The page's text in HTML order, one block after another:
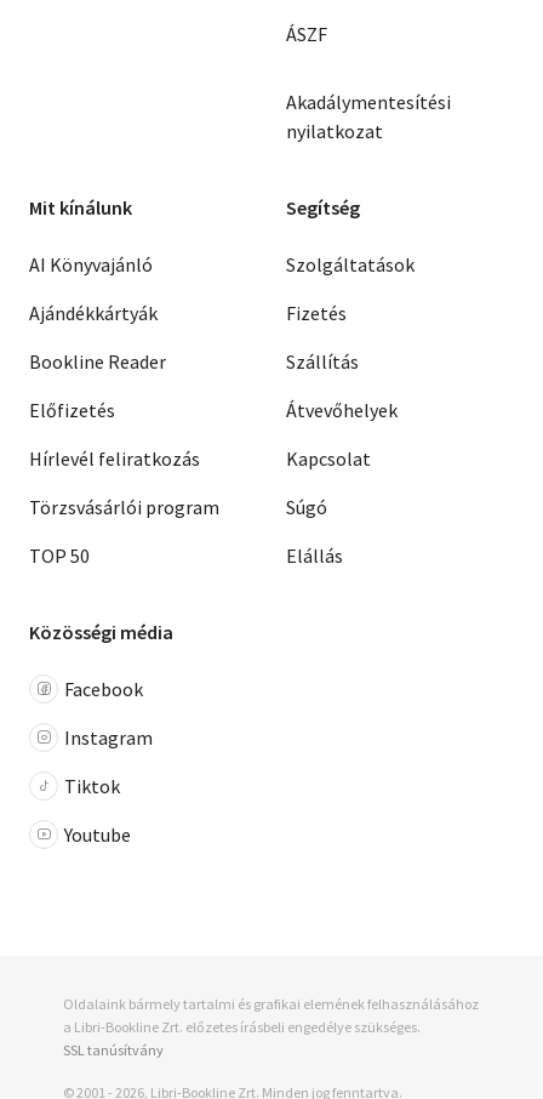
ÁSZF
Akadálymentesítési
nyilatkozat
Mit kínálunk
AI Könyvajánló
Ajándékkártyák
Bookline Reader
Előfizetés
Hírlevél feliratkozás
Törzsvásárlói program
TOP 50
Segítség
Szolgáltatások
Fizetés
Szállítás
Átvevőhelyek
Kapcsolat
Súgó
Elállás
Közösségi média
Facebook
Instagram
Tiktok
Youtube
Oldalaink bármely tartalmi és grafikai elemének felhasználásához
a Libri-Bookline Zrt. előzetes írásbeli engedélye szükséges.
SSL tanúsítvány
© 2001 - 2026, Libri-Bookline Zrt. Minden jog fenntartva.